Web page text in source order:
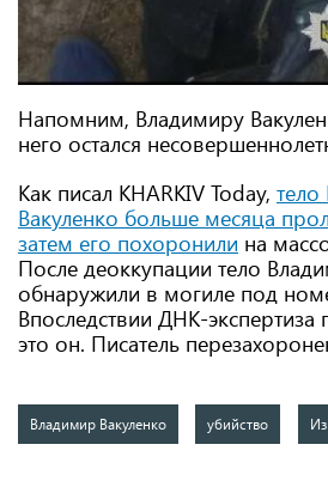
Напомним, Владимиру
него остался
Как писал KHARKIV Today,
Вакуленко больше месяца
затем его похоронили на
После деоккупации тело
обнаружили в могиле под
Впоследствии ДНК-экспертиза
это он. Писатель
Владимир Вакуленко убийство